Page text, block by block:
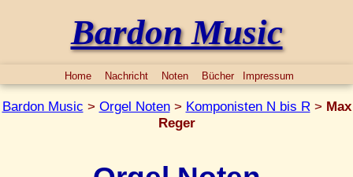
Bardon Music
Home Nachricht Noten Bücher Impressum
Bardon Music > Orgel Noten> Komponisten N bis R > Max
Reger